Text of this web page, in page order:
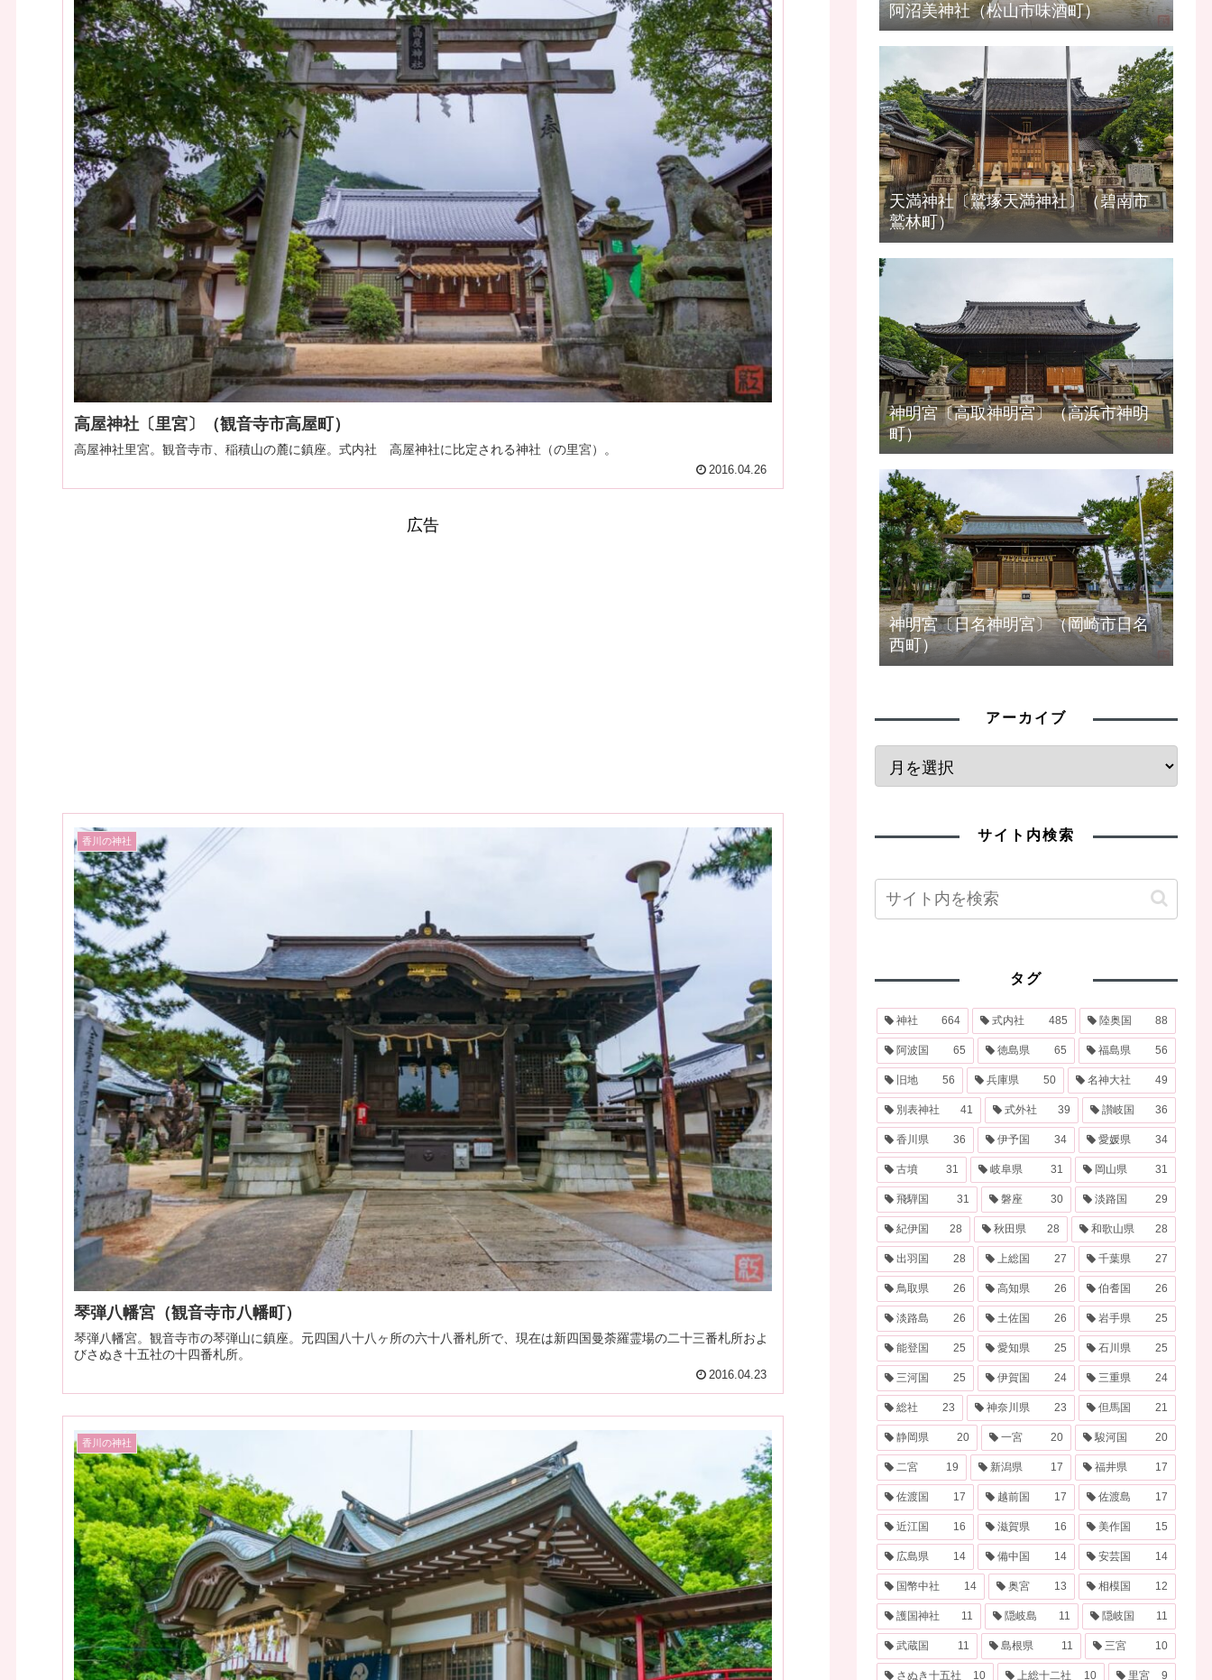
高屋神社〔里宮〕（観音寺市高屋町）
高屋神社里宮。観音寺市、稲積山の麓に鎮座。式内社 高屋神社に比定される神社（の里宮）。
2016.04.26
広告
香川の神社
琴弾八幡宮（観音寺市八幡町）
琴弾八幡宮。観音寺市の琴弾山に鎮座。元四国八十八ヶ所の六十八番札所で、現在は新四国曼荼羅霊場の二十三番札所およ
びさぬき十五社の十四番札所。
2016.04.23
香川の神社
阿沼美神社（松山市味酒町）
天満神社〔鷲塚天満神社〕（碧南市
鷲林町）
神明宮〔高取神明宮〕（高浜市神明
町）
神明宮〔日名神明宮〕（岡崎市日名
西町）
アーカイブ
サイト内検索
タグ
神社 664 式内社 485 陸奥国 88
阿波国 65 徳島県 65 福島県 56
旧地 56 兵庫県 50 名神大社 49
別表神社 41 式外社 39 讃岐国 36
香川県 36 伊予国 34 愛媛県 34
古墳 31 岐阜県 31 岡山県 31
飛騨国 31 磐座 30 淡路国 29
紀伊国 28 秋田県 28 和歌山県 28
出羽国 28 上総国 27 千葉県 27
鳥取県 26 高知県 26 伯耆国 26
淡路島 26 土佐国 26 岩手県 25
能登国 25 愛知県 25 石川県 25
三河国 25 伊賀国 24 三重県 24
総社 23 神奈川県 23 但馬国 21
静岡県 20 一宮 20 駿河国 20
二宮 19 新潟県 17 福井県 17
佐渡国 17 越前国 17 佐渡島 17
近江国 16 滋賀県 16 美作国 15
広島県 14 備中国 14 安芸国 14
国幣中社 14 奥宮 13 相模国 12
護国神社 11 隠岐島 11 隠岐国 11
武蔵国 11 島根県 11 三宮 10
さぬき十五社 10 上総十二社 10 里宮 9